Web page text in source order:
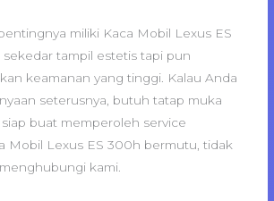
miliki Kaca Mobil Lexus ES
tampil estetis tapi pun
keamanan yang tinggi. Kalau Anda
seterusnya, butuh tatap muka
buat memperoleh service
Mobil Lexus ES 300h bermutu, tidak
kami.